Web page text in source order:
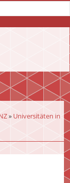
» Universitäten in